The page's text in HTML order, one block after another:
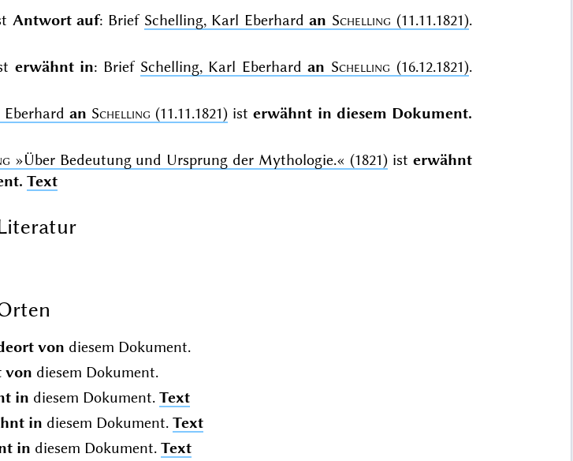
Antwort auf: Brief Schelling, Karl Eberhardan Schelling (11.11.1821).
erwähnt in: Brief Schelling, Karl Eberhardan Schelling (16.12.1821).
Eberhardan Schelling (11.11.1821) isterwähnt in diesem Dokument.
»Über Bedeutung und Ursprung der Mythologie.« (1821)ist erwähnt
Text
von diesem Dokument.
von diesem Dokument.
in diesem Dokument. Text
in diesem Dokument. Text
in diesem Dokument. Text